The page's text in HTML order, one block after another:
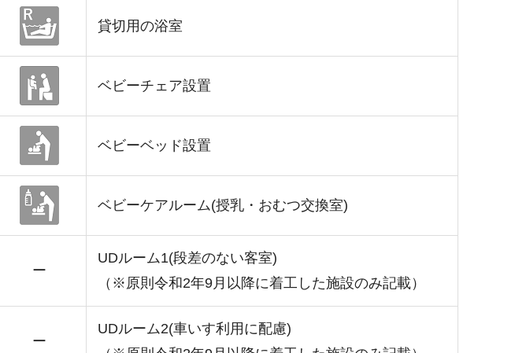
貸切用の浴室
ベビーチェア設置
ベビーベッド設置
ベビーケアルーム(授乳・おむつ交換室)
ー
UDルーム1(段差のない客室)
（※原則令和2年9月以降に着工した施設のみ記載）
ー
UDルーム2(車いす利用に配慮)